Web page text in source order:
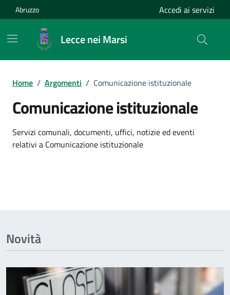
Vai ai contenuti
Vai al footer
Abruzzo Accedi ai servizi
Lecce nei Marsi
Home / Argomenti / Comunicazione istituzionale
Comunicazione istituzionale
Dettagli dell'argomento
Servizi comunali, documenti, uffici, notizie ed eventi
relativi a Comunicazione istituzionale
Novità